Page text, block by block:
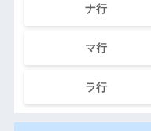
ナ行
マ行
ラ行